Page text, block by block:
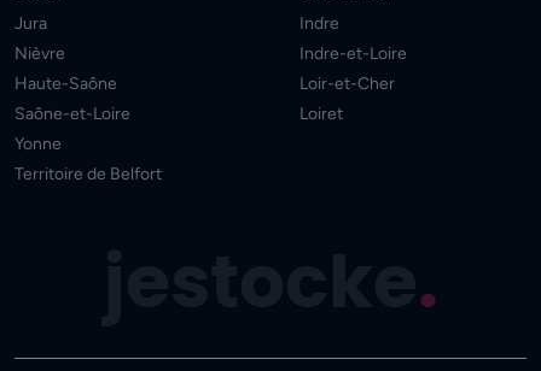
Jura
Nièvre
Haute-Saône
Saône-et-Loire
Yonne
Territoire de Belfort
Indre
Indre-et-Loire
Loir-et-Cher
Loiret
.